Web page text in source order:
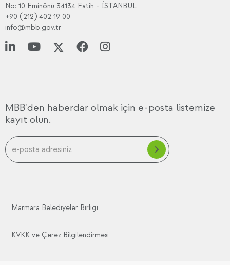
No: 10 Eminönü 34134 Fatih - İSTANBUL
+90 (212) 402 19 00
info@mbb.gov.tr
MBB'den haberdar olmak için e-posta listemize
kayıt olun.
Marmara Belediyeler Birliği
KVKK ve Çerez Bilgilendirmesi